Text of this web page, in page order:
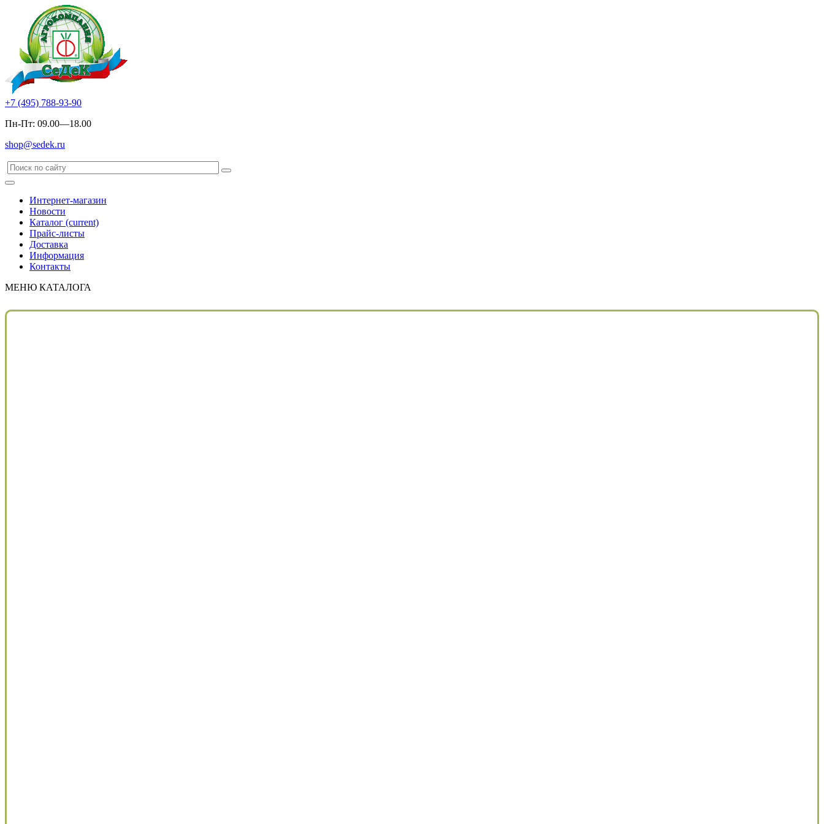
+7 (495) 788-93-90
Пн-Пт: 09.00—18.00
shop@sedek.ru
Интернет-магазин
Новости
Каталог (current)
Прайс-листы
Доставка
Информация
Контакты
МЕНЮ КАТАЛОГА